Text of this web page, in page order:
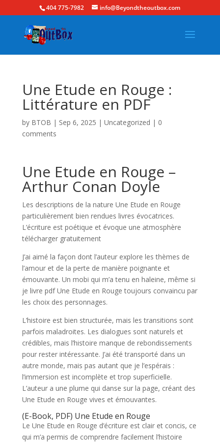
404 775-7982 info@Beyondtheoutbox.com
Une Etude en Rouge :
Littérature en PDF
by BTOB | Sep 6, 2025 | Uncategorized | 0
comments
Une Etude en Rouge –
Arthur Conan Doyle
Les descriptions de la nature Une Etude en Rouge
particulièrement bien rendues livres évocatrices.
L’écriture est poétique et évoque une atmosphère
télécharger gratuitement
J’ai aimé la façon dont l’auteur explore les thèmes de
l’amour et de la perte de manière poignante et
émouvante. Un mobi qui m’a tenu en haleine, même si
je livre pdf Une Etude en Rouge toujours convaincu par
les choix des personnages.
L’histoire est bien structurée, mais les transitions sont
parfois maladroites. Les dialogues sont naturels et
crédibles, mais l’histoire manque de rebondissements
pour rester intéressante. J’ai été transporté dans un
autre monde, mais pas autant que je l’espérais :
l’immersion est incomplète et trop superficielle.
L’auteur a une plume qui danse sur la page, créant des
Une Etude en Rouge vives et émouvantes.
(E-Book, PDF) Une Etude en Rouge
Le Une Etude en Rouge d’écriture est clair et concis, ce
qui m’a permis de comprendre facilement l’histoire